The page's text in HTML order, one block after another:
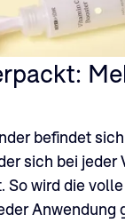
befindet
sich bei jeder
So wird die
Anwendung